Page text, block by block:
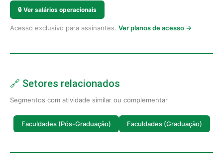
🔒 Ver salários operacionais
Acesso exclusivo para assinantes. Ver planos de acesso →
🔗 Setores relacionados
Segmentos com atividade similar ou complementar
Faculdades (Pós-Graduação) Faculdades (Graduação)